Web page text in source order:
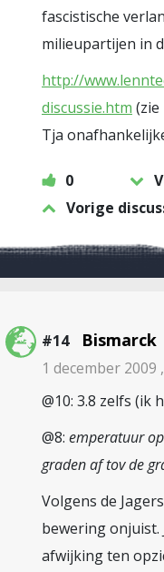
fascistische
milieupartijen in
http://
discussie.htm (zie
Tja
0
Vorige
#14 Bismarck
1 december 2009
@10: 3.8 zelfs (ik
@8: emperatuur
graden af tov de
Volgens de Jagers
bewering onjuist.
afwijking ten